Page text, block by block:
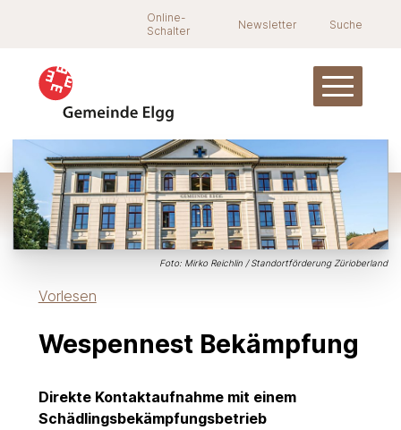
Navigieren in Elgg
SchnellnavigationOnline-
Schalter
Newsletter Suche
Foto: Mirko Reichlin / Standortförderung Zürioberland
Vorlesen
Wespennest Bekämpfung
Direkte Kontaktaufnahme mit einem
Schädlingsbekämpfungsbetrieb